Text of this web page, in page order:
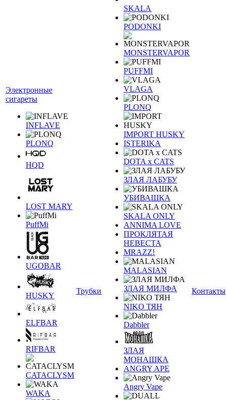
Электронные
сигареты
INFLAVE
PLONQ
HQD
LOST MARY
PuffMi
UGOBAR
HUSKY
ELFBAR
RIFBAR
CATACLYSM
WAKA
Трубки
SKALA
PODONKI
MONSTERVAPOR
PUFFMI
VLAGA
PLONQ
IMPORT HUSKY
ISTERIKA
DOTA x CATS
ЗЛАЯ ЛАБУБУ
УБИВАШКА
SKALA ONLY
ANNIMA LOVE
ПРОКЛЯТАЯ
НЕВЕСТА
MRAZZ!
MALASIAN
ЗЛАЯ МИЛФА
NIKO ТЯН
Dabbler
ЗЛАЯ
МОНАШКА
ANGRY APE
Angry Vape
Контакты